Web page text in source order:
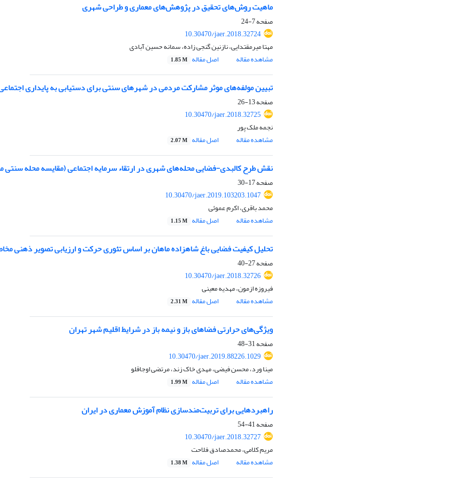
ماهیت روش‌های تحقیق در پژوهش‌های معماری و طراحی شهری
صفحه7-24
10.30470/jaer.2018.32724
مهتا میرمقتدایی، نازنین گنجی زاده، سمانه حسین آبادی
مشاهده مقاله
اصل مقاله 1.85 M
تبیین مولفه‌های موثر مشارکت مردمی در شهرهای سنتی برای دستیابی به پایداری
صفحه13-26
10.30470/jaer.2018.32725
نجمه ملک پور
مشاهده مقاله
اصل مقاله 2.07 M
نقش طرح کالبدی-فضایی محله‌های شهری در ارتقاء سرمایه اجتماعی (مقایسه محله سنتی
صفحه17-30
10.30470/jaer.2019.103203.1047
محمد باقری، اکرم عموئی
مشاهده مقاله
اصل مقاله 1.15 M
تحلیل کیفیت فضایی باغ شاهزاده ماهان بر اساس تئوری حرکت و ارزیابی تصویر ذهنی
صفحه27-40
10.30470/jaer.2018.32726
فیروزه ازمون، مهدیه معینی
مشاهده مقاله
اصل مقاله 2.31 M
ویژگی‌های حرارتی فضا‌های باز و نیمه باز در شرایط اقلیم شهر تهران
صفحه31-48
10.30470/jaer.2019.88226.1029
مینا ورد، محسن فیضی، مهدی خاک زند، مرتضی اوجاقلو
مشاهده مقاله
اصل مقاله 1.99 M
راهبردهایی برای تربیت‌مندسازی نظام آموزش معماری در ایران
صفحه41-54
10.30470/jaer.2018.32727
مریم کلامی، محمدصادق فلاحت
مشاهده مقاله
اصل مقاله 1.38 M